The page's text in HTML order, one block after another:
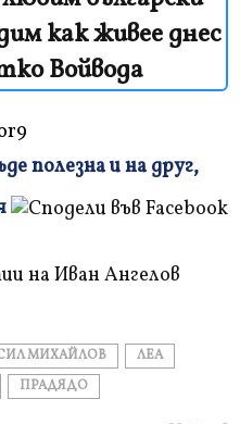
как живее днес
Войвода
полезна и на друг,
на Иван Ангелов
МИХАЙЛОВ
ЛЕА
ПРАДЯДО